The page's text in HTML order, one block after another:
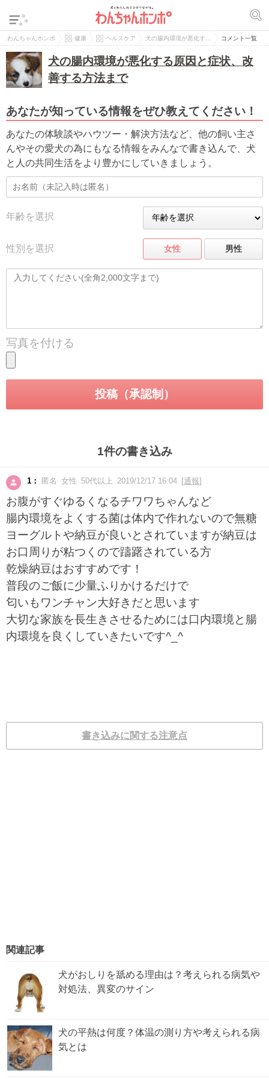
わんちゃんホンポ 健康 ヘルスケア 犬の腸内環境が悪化す… コメント一覧
犬の腸内環境が悪化する原因と症状、改
善する方法まで
あなたが知っている情報をぜひ教えてください！
あなたの体験談やハウツー・解決方法など、他の飼い主さ
んやその愛犬の為にもなる情報をみんなで書き込んで、犬
と人の共同生活をより豊かにしていきましょう。
年齢を選択
性別を選択 女性 男性
写真を付ける
1件の書き込み
1： 匿名 女性 50代以上 2019/12/17 16:04 [通報]
お腹がすぐゆるくなるチワワちゃんなど
腸内環境をよくする菌は体内で作れないので無糖
ヨーグルトや納豆が良いとされていますが納豆は
お口周りが粘つくので躊躇されている方
乾燥納豆はおすすめです！
普段のご飯に少量ふりかけるだけで
匂いもワンチャン大好きだと思います
大切な家族を長生きさせるためには口内環境と腸
内環境を良くしていきたいです^_^
書き込みに関する注意点
関連記事
犬がおしりを舐める理由は？考えられる病気や
対処法、異変のサイン
犬の平熱は何度？体温の測り方や考えられる病
気とは